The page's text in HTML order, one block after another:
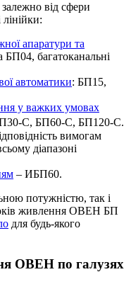
від сфери
апаратури та
БП04, багатоканальні
автоматики: БП15,
у важких умовах
С, БП60-С, БП120-С.
вимогам
діапазоні
– ИБП60.
потужністю, так і
живлення ОВЕН БП
для будь-якого
ОВЕН по галузях